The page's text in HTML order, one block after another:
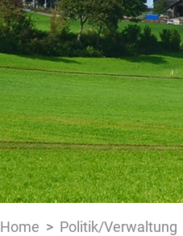
Home Politik/Verwaltung